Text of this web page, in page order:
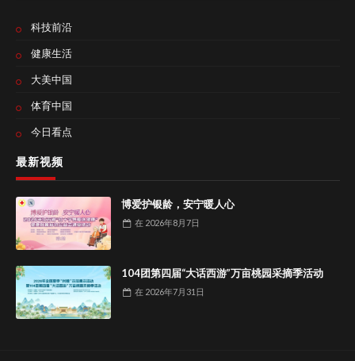
科技前沿
健康生活
大美中国
体育中国
今日看点
最新视频
博爱护银龄，安宁暖人心
在 2026年8月7日
104团第四届“大话西游”万亩桃园采摘季活动
在 2026年7月31日